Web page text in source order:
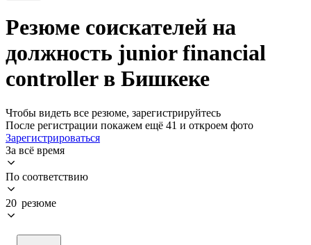
Резюме соискателей на
должность junior financial
controller в Бишкеке
Чтобы видеть все резюме, зарегистрируйтесь
После регистрации покажем ещё 41 и откроем фото
Зарегистрироваться
За всё время
По соответствию
20 резюме